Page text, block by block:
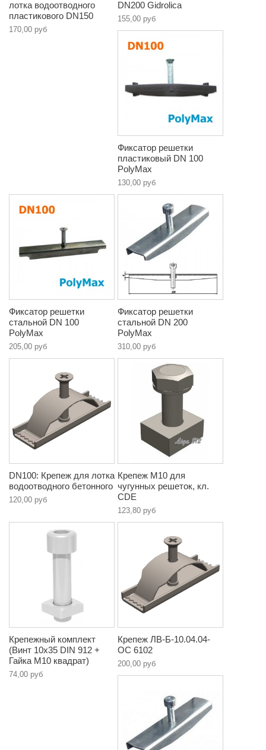
лотка водоотводного
пластикового DN150
170,00 руб
DN200 Gidrolica
155,00 руб
Фиксатор решетки
пластиковый DN 100
PolyMax
130,00 руб
Фиксатор решетки
стальной DN 100
PolyMax
205,00 руб
Фиксатор решетки
стальной DN 200
PolyMax
310,00 руб
DN100: Крепеж для лотка
водоотводного бетонного
120,00 руб
Крепеж М10 для
чугунных решеток, кл.
CDE
123,80 руб
Крепежный комплект
(Винт 10х35 DIN 912 +
Гайка М10 квадрат)
74,00 руб
Крепеж ЛВ-Б-10.04.04-
ОС 6102
200,00 руб